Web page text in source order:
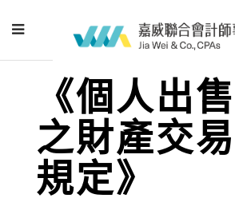
《個人出
之財產交
規定》